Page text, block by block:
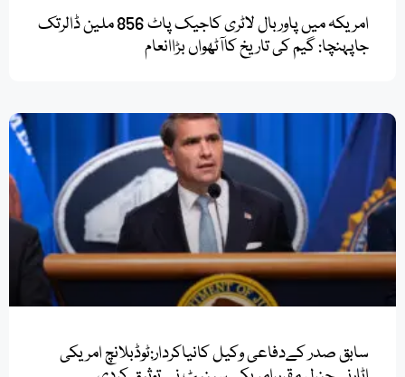
امریکہ میں پاوربال لاٹری کاجیک پاٹ 856 ملین ڈالرتک
جاپہنچا: گیم کی تاریخ کاآٹھواں بڑاانعام
سابق صدر کےدفاعی وکیل کانیاکردار:ٹوڈبلانچ امریکی